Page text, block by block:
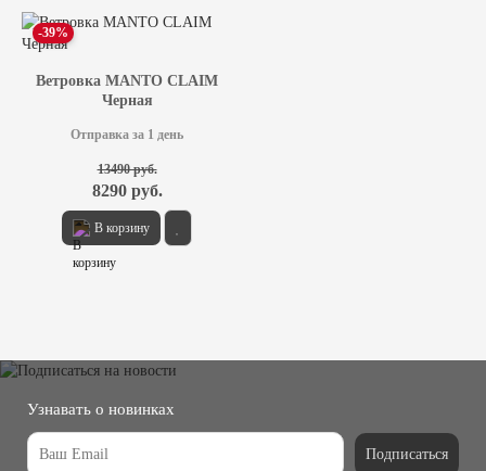
-39%
Ветровка MANTO CLAIM
Черная
Отправка за 1 день
В корзину
13490 руб.
8290 руб.
Узнавать о новинках
Подписаться